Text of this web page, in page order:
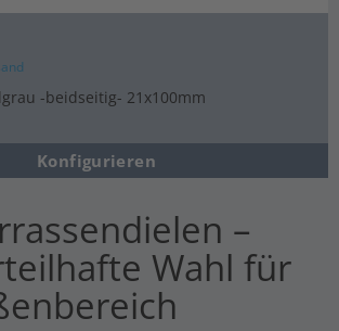
-beidseitig- 21x100mm
Konfigurieren
–
Wahl für